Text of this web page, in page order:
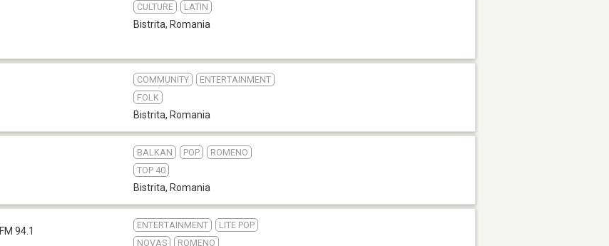
CULTURE LATIN
Bistrita, Romania
COMMUNITY
ENTERTAINMENT
FOLK
Bistrita, Romania
BALKAN POP
ROMENO
TOP 40
Bistrita, Romania
FM 94.1
ENTERTAINMENT
LITE POP
NOVAS
ROMENO